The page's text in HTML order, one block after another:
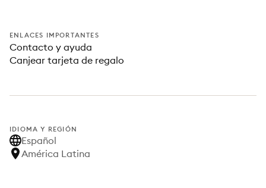
ENLACES IMPORTANTES
Contacto y ayuda
Canjear tarjeta de regalo
IDIOMA Y REGIÓN
Español
América Latina